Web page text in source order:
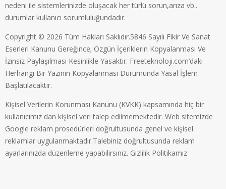
nedeni ile sistemlerinizde oluşacak her türlü sorun,arıza vb..
durumlar kullanıcı sorumluluğundadır.
Copyright © 2026 Tüm Hakları Saklıdır.5846 Sayılı Fikir Ve Sanat
Eserleri Kanunu Gereğince; Özgün İçeriklerin Kopyalanması Ve
İzinsiz Paylaşılması Kesinlikle Yasaktır. Freeteknoloji.com’daki
Herhangi Bir Yazının Kopyalanması Durumunda Yasal İşlem
Başlatılacaktır.
Kişisel Verilerin Korunması Kanunu (KVKK) kapsamında hiç bir
kullanıcımız dan kişisel veri talep edilmemektedir. Web sitemizde
Google reklam prosedürleri doğrultusunda genel ve kişisel
reklamlar uygulanmaktadır.Talebiniz doğrultusunda reklam
ayarlarınızda düzenleme yapabilirsiniz. Gizlilik Politikamız